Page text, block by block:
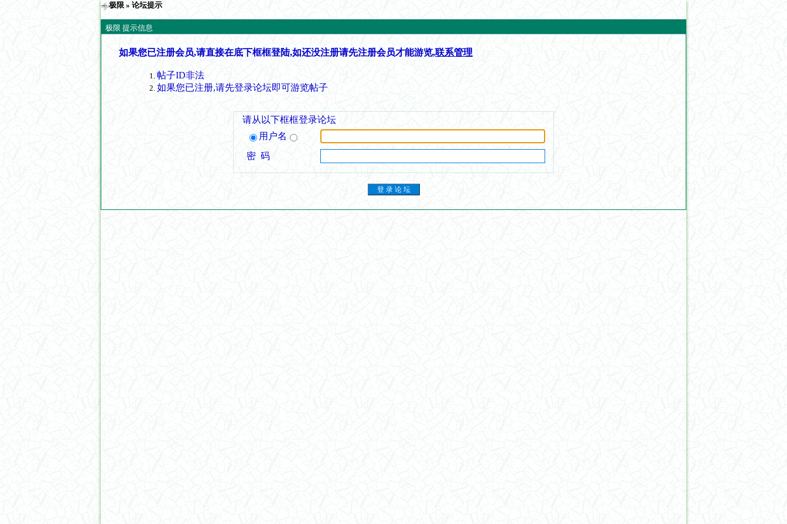
极限 » 论坛提示
极限 提示信息
如果您已注册会员,请直接在底下框框登陆,如还没注册请先注册会员才能游览,联系管理
帖子ID非法
如果您已注册,请先登录论坛即可游览帖子
请从以下框框登录论坛
用户名
密 码